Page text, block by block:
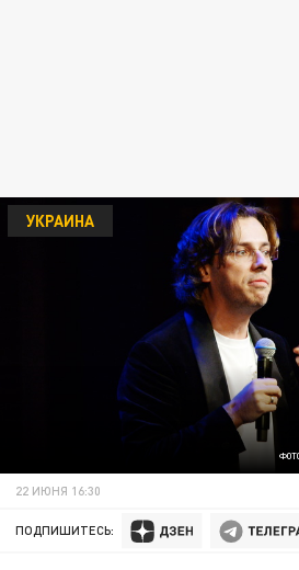
УКРАИНА
22 ИЮНЯ 16:30
ПОДПИШИТЕСЬ: